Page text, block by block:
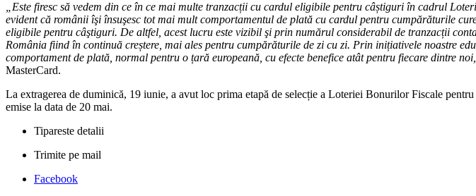
„Este firesc să vedem din ce în ce mai multe tranzacții cu cardul eligibile pentru câștiguri în cadrul
evident că românii îşi însuşesc tot mai mult comportamentul de plată cu cardul pentru cumpărăturile
eligibile pentru câştiguri. De altfel, acest lucru este vizibil şi prin numărul considerabil de tranzacții
România fiind în continuă creștere, mai ales pentru cumpărăturile de zi cu zi. Prin inițiativele noastre
comportament de plată, normal pentru o țară europeană, cu efecte benefice atât pentru fiecare dintre
MasterCard.
La extragerea de duminică, 19 iunie, a avut loc prima etapă de selecție a Loteriei Bonurilor Fiscale
emise la data de 20 mai.
Tipareste detalii
Trimite pe mail
Facebook